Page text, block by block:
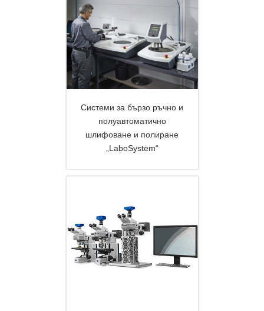
Системи за бързо ръчно и
полуавтоматично
шлифоване и полиране
„LaboSystem“